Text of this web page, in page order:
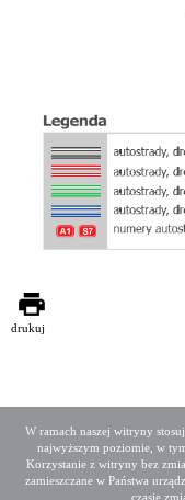
W ramach naszej witryny
najwyższym poziomie, w
Korzystanie z witryny bez
zamieszczane w Państwa
czasie
drukuj
Deklaracja dostępności
Media społecznościowe